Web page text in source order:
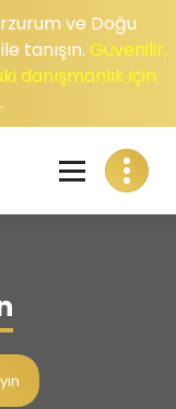
ve Doğu
tanışın. Güvenilir,
danışmanlık için